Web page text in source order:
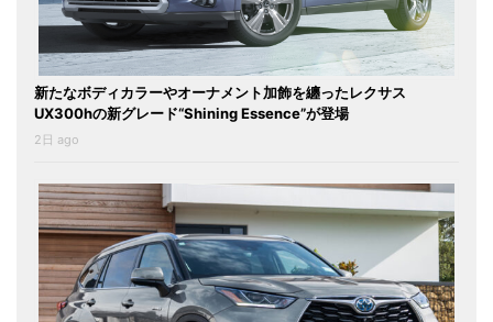
新たなボディカラーやオーナメント加飾を纏ったレクサス
UX300hの新グレード“Shining Essence”が登場
2日 ago